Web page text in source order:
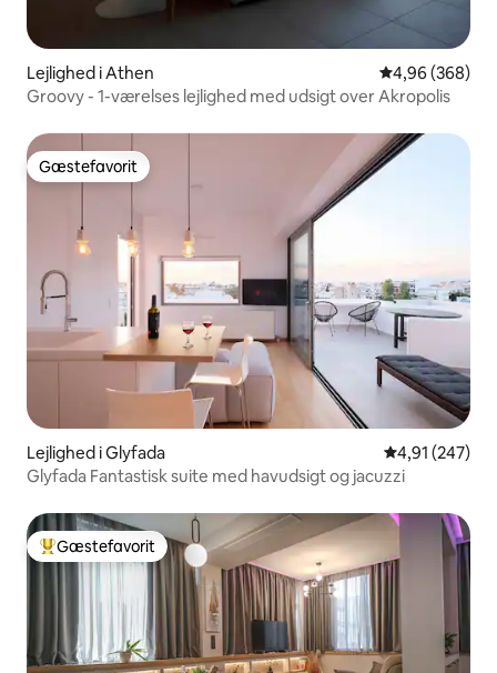
Lejlighed i Athen 4,96 ud af 5 i
4,96 (368)
Groovy - 1-værelses lejlighed med udsigt over Akropolis
Gæstefavorit
Gæstefavorit
Lejlighed i Glyfada 4,91 ud af 5 i
4,91 (247)
Glyfada Fantastisk suite med havudsigt og jacuzzi
Bedste gæstefavorit
Gæstefavorit